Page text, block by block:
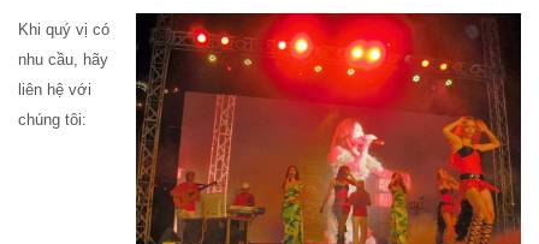
Khi quý vị có
nhu cầu, hãy
liên hệ với
chúng tôi: